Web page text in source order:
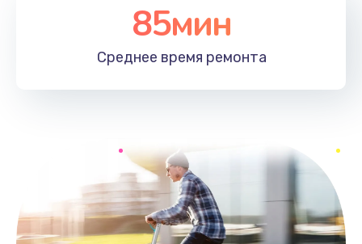
85мин
Среднее время ремонта